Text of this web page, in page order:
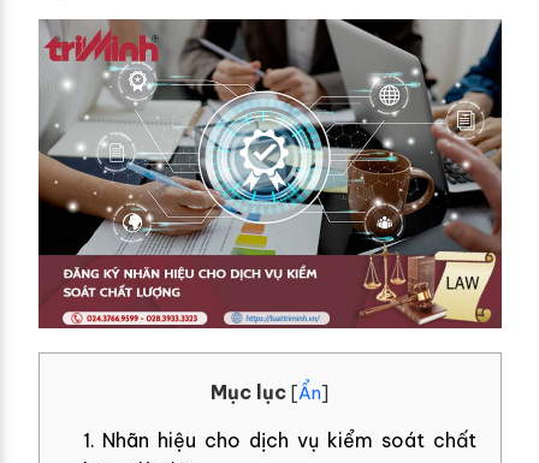
Mục lục [Ẩn]
1. Nhãn hiệu cho dịch vụ kiểm soát chất